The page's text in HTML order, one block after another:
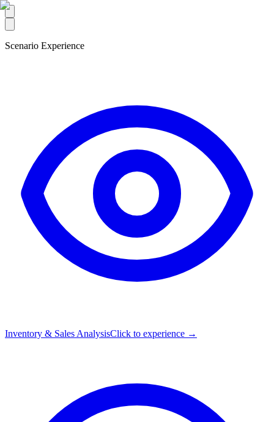
Scenario Experience
Inventory & Sales AnalysisClick to experience →